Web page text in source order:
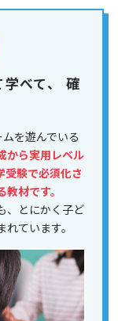
べて、
確
を遊んでいる
から実用レベル
受験で必須化さ
材です。
、とにかく子ど
ています。